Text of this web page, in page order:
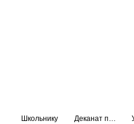
Школьнику